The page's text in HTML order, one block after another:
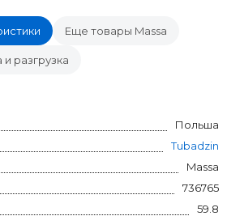
Еще товары Massa
и разгрузка
Польша
Tubadzin
Massa
736765
59.8